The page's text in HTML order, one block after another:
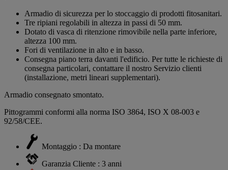
Armadio di sicurezza per lo stoccaggio di prodotti fitosanitari.
Tre ripiani regolabili in altezza in passi di 50 mm.
Dotato di vasca di ritenzione rimovibile nella parte inferiore,
altezza 100 mm.
Fori di ventilazione in alto e in basso.
Consegna piano terra davanti l'edificio. Per tutte le richieste di
consegna particolari, contattare il nostro Servizio clienti
(installazione, metri lineari supplementari).
Armadio consegnato smontato.
Pittogrammi conformi alla norma ISO 3864, ISO X 08-003 e
92/58/CEE.
Montaggio : Da montare
Garanzia Cliente : 3 anni